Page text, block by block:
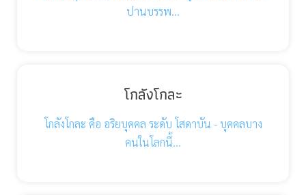
ปานบรรพ…
โกลังโกละ
โกลังโกละ คือ อริยบุคคล ระดับ โสดาบัน - บุคคลบาง
คนในโลกนี้…